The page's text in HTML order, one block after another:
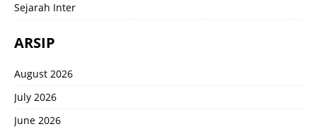
Sejarah Inter
ARSIP
August 2026
July 2026
June 2026